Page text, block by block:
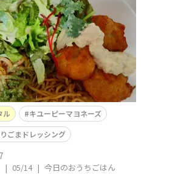
ル
キユーピーマヨネーズ
ごまドレッシング
| 05/14 | 今日のおうちごはん